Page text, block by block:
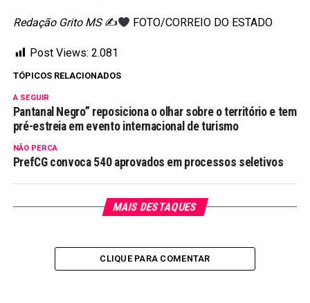
Redação Grito MS✍ FOTO/CORREIO DO ESTADO
Post Views: 2.081
TÓPICOS RELACIONADOS
A SEGUIR
Pantanal Negro” reposiciona o olhar sobre o território e tem
pré-estreia em evento internacional de turismo
NÃO PERCA
PrefCG convoca 540 aprovados em processos seletivos
MAIS DESTAQUES
CLIQUE PARA COMENTAR